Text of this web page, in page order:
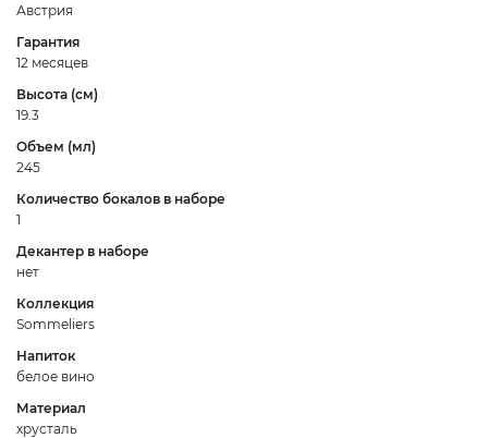
Австрия
Гарантия
12 месяцев
Высота (см)
19.3
Объем (мл)
245
Количество бокалов в наборе
1
Декантер в наборе
нет
Коллекция
Sommeliers
Напиток
белое вино
Материал
хрусталь